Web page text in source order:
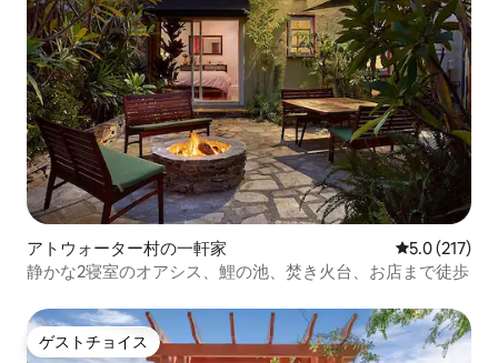
アトウォーター村の一軒家 レビュー217
5.0 (217)
静かな2寝室のオアシス、鯉の池、焚き火台、お店まで徒歩
ゲストチョイス
ゲストチョイス